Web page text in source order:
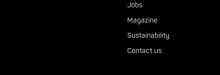
Jobs
Magazine
Sustainability
Contact us